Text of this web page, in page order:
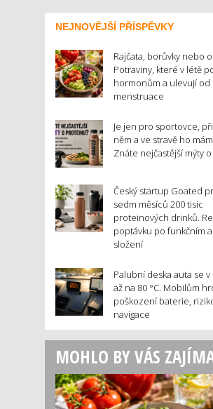
NEJNOVĚJŠÍ PŘÍSPĚVKY
Rajčata, borůvky nebo
Potraviny, které v létě
hormonům a ulevují od
menstruace
Je jen pro sportovce,
něm a ve stravě ho
Znáte nejčastější mýty
Český startup Goated
sedm měsíců 200 tisíc
proteinových drinků.
poptávku po funkčním
složení
Palubní deska auta se
až na 80 °C. Mobilům
poškození baterie,
navigace
MOHLO BY VÁS